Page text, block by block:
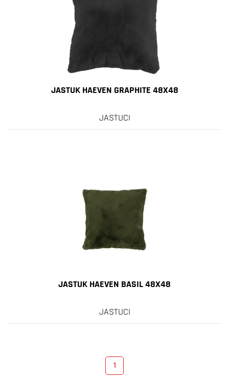
JASTUK HAEVEN GRAPHITE 48X48
JASTUCI
JASTUK HAEVEN BASIL 48X48
JASTUCI
1